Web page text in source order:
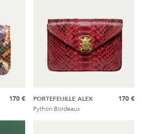
170 €
PORTEFEUILLE ALEX
Python Bordeaux
170 €